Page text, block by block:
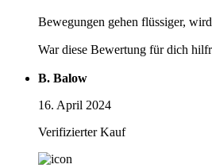
Bewegungen gehen flüssiger,
War diese Bewertung für dich
B. Balow
16. April 2024
Verifizierter Kauf